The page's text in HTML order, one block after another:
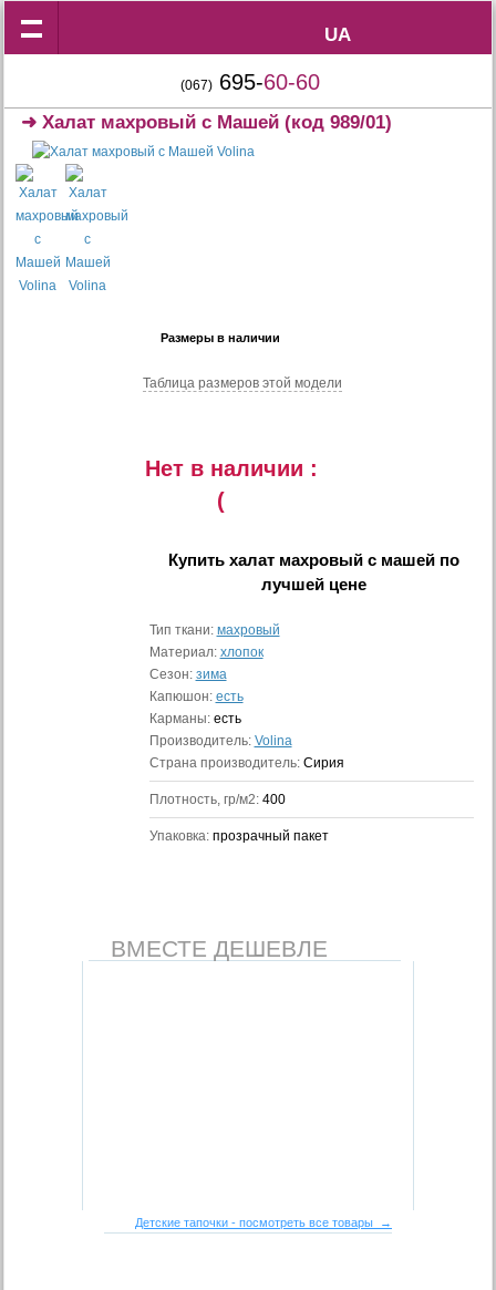
UA
UA
(067) 695-60-60
➜Халат махровый с Машей (код 989/01)
Размеры в наличии
Таблица размеров этой модели
Нет в наличии :
(
Купитьхалат махровый с машей по
лучшей цене
Тип ткани: махровый
Материал: хлопок
Сезон: зима
Капюшон: есть
Карманы: есть
Производитель: Volina
Страна производитель: Сирия
Плотность, гр/м2: 400
Упаковка: прозрачный пакет
ВМЕСТЕ ДЕШЕВЛЕ
Детские тапочки - посмотреть все товары →